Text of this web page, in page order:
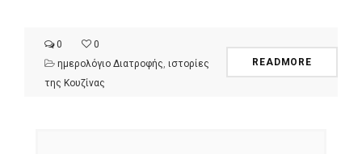
0
0
ημερολόγιο Διατροφής ιστορίες
της Κουζίνας
READMORE